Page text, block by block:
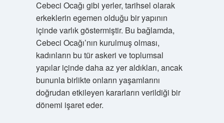
Cebeci Ocağı gibi yerler, tarihsel olarak
erkeklerin egemen olduğu bir yapının
içinde varlık göstermiştir. Bu bağlamda,
Cebeci Ocağı’nın kurulmuş olması,
kadınların bu tür askeri ve toplumsal
yapılar içinde daha az yer aldıkları, ancak
bununla birlikte onların yaşamlarını
doğrudan etkileyen kararların verildiği bir
dönemi işaret eder.